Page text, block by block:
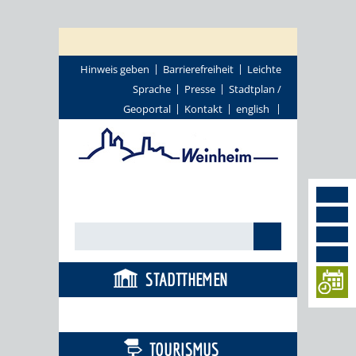
Hinweis geben Barrierefreiheit
Leichte
Sprache
Presse
Stadtplan /
Geoportal
Kontakt english
STADTTHEMEN
TOURISMUS